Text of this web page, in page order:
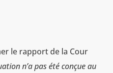
le rapport de la Cour
n’a pas été conçue au